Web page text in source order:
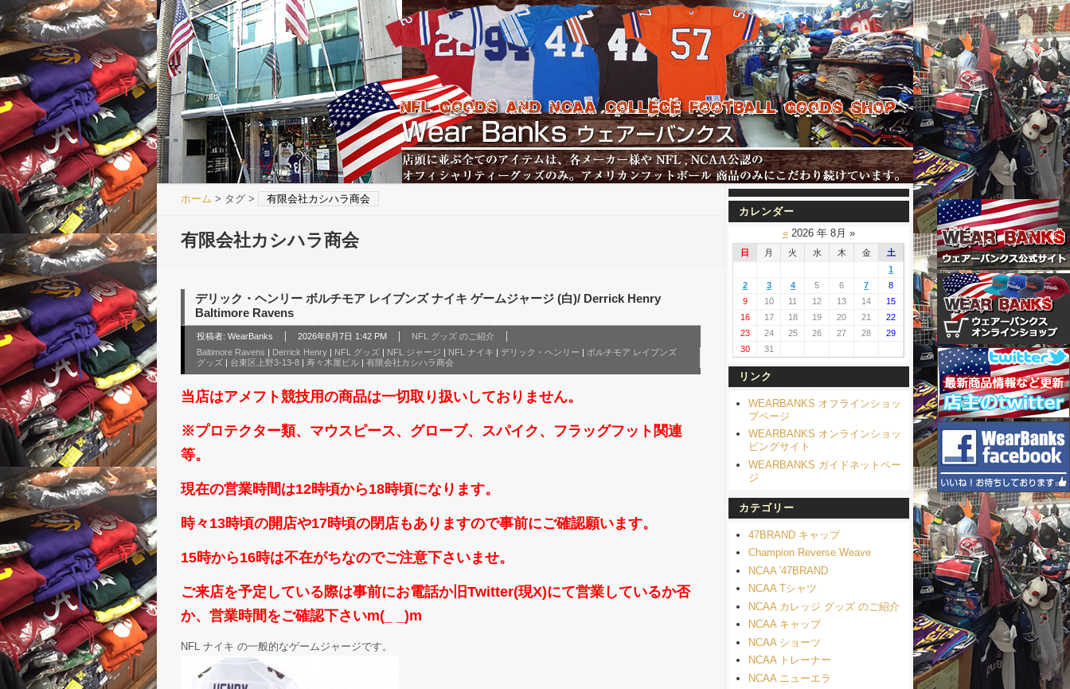
ホーム > タグ > 有限会社カシハラ商会
有限会社カシハラ商会
デリック・ヘンリー ボルチモア レイブンズ ナイキ ゲームジャージ (白)/ Derrick Henry
Baltimore Ravens
投稿者: WearBanks 2026年8月7日 1:42 PM
NFL グッズ のご紹介
Baltimore Ravens | Derrick Henry | NFL グッズ | NFL ジャージ | NFL ナイキ | デリック・ヘンリー | ボルチモア レイブンズ
グッズ | 台東区上野3-13-8 | 寿々木屋ビル | 有限会社カシハラ商会
当店はアメフト競技用の商品は一切取り扱いしておりません。
※プロテクター類、マウスピース、グローブ、スパイク、フラッグフット関連
等。
現在の営業時間は12時頃から18時頃になります。
時々13時頃の開店や17時頃の閉店もありますので事前にご確認願います。
15時から16時は不在がちなのでご注意下さいませ。
ご来店を予定している際は事前にお電話か旧Twitter(現X)にて営業しているか否
か、営業時間をご確認下さいm(_ _)m
NFL ナイキ の一般的なゲームジャージです。
カレンダー
«2026 年 8月 »
日 月 火 水 木 金
土
1
2
3 4 5 6 7
8
9
10 11 12 13 14
15
16
17 18 19 20 21
22
23
24 25 26 27 28
29
30
31
リンク
WEARBANKS オフラインショッ
プページ
WEARBANKS オンラインショッ
ピングサイト
WEARBANKS ガイドネットペー
ジ
カテゴリー
47BRAND キャップ
Champion Reverse Weave
NCAA '47BRAND
NCAA Tシャツ
NCAA カレッジ グッズ のご紹介
NCAA キャップ
NCAA ショーツ
NCAA トレーナー
NCAA ニューエラ